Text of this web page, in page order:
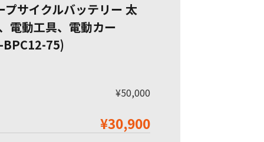
サイクルバッテリー 太
電動工具、電動カー
75)
¥50,000
¥30,900